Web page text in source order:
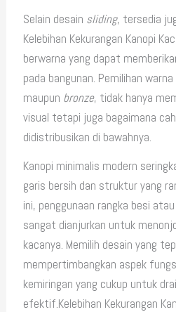
Selain desain sliding, tersedia
Kelebihan Kekurangan Kanopi
berwarna yang dapat
pada bangunan. Pemilihan
maupun bronze, tidak hanya
visual tetapi juga bagaimana
didistribusikan di bawahnya.
Kanopi minimalis modern
garis bersih dan struktur yang
ini, penggunaan rangka besi
sangat dianjurkan untuk
kacanya. Memilih desain yang
mempertimbangkan aspek
kemiringan yang cukup untuk
efektif.Kelebihan Kekurangan